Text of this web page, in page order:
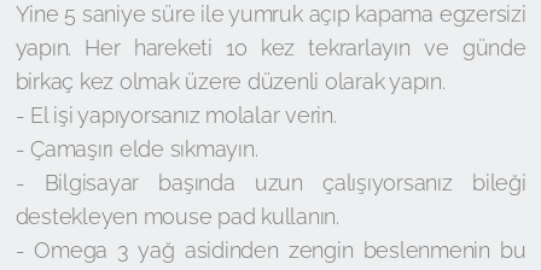
Yine 5 saniye süre ile yumruk açıp kapama egzersizi
yapın. Her hareketi 10 kez tekrarlayın ve günde
birkaç kez olmak üzere düzenli olarak yapın.
- El işi yapıyorsanız molalar verin.
- Çamaşırı elde sıkmayın.
- Bilgisayar başında uzun çalışıyorsanız bileği
destekleyen mouse pad kullanın.
- Omega 3 yağ asidinden zengin beslenmenin bu